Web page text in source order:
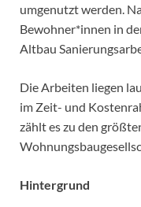
umgenutzt werden.
Bewohner*innen in
Altbau
Die Arbeiten liegen
im Zeit- und
zählt es zu den
Hintergrund